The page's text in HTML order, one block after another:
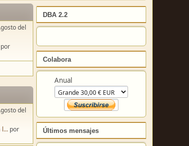
DBA 2.2
Colabora
Anual
del
por
del
l... por